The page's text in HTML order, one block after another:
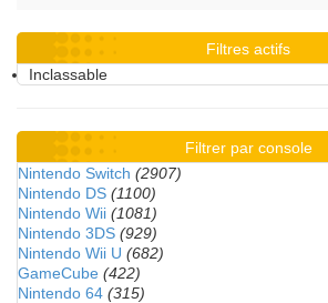
Filtres actifs
Inclassable
Filtrer par console
Nintendo Switch (2907)
Nintendo DS (1100)
Nintendo Wii (1081)
Nintendo 3DS (929)
Nintendo Wii U (682)
GameCube (422)
Nintendo 64 (315)